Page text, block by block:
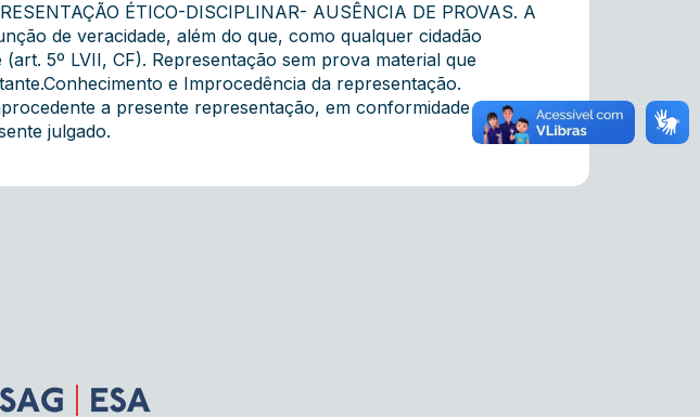
ÉTICO-DISCIPLINAR- AUSÊNCIA DE PROVAS. A
de veracidade, além do que, como qualquer cidadão
5º LVII, CF). Representação sem prova material que
e Improcedência da representação.
a presente representação, em conformidade com o
julgado.